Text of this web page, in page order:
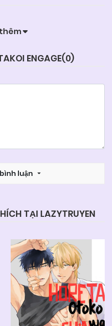
ENGAGE(0)
luận
TẠI LAZYTRUYEN